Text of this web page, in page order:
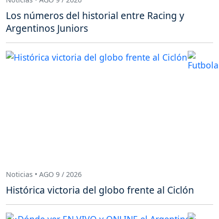
Los números del historial entre Racing y
Argentinos Juniors
Noticias • AGO 9 / 2026
Histórica victoria del globo frente al Ciclón